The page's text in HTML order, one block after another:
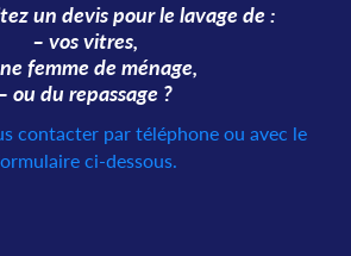
un devis pour le lavage de :
– vos vitres,
femme de ménage,
ou du repassage ?
contacter par téléphone ou avec le
ci-dessous.